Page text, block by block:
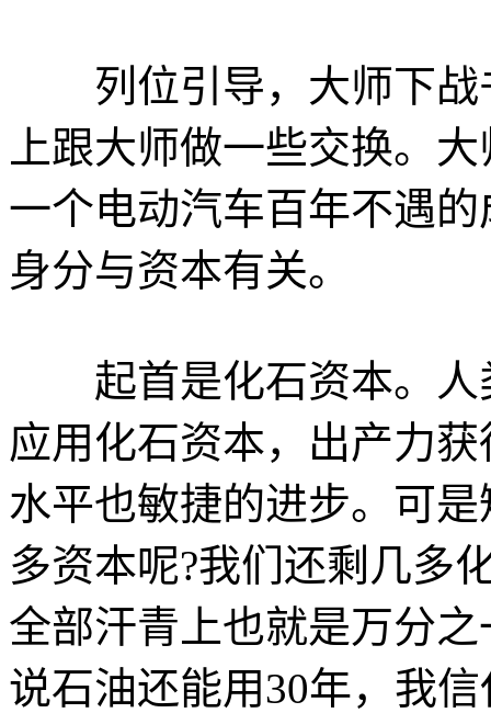
列位引导，大师下战
上跟大师做一些交换。
一个电动汽车百年不遇
身分与资本有关。
起首是化石资本。人
应用化石资本，出产力
水平也敏捷的进步。可
多资本呢?我们还剩几多
全部汗青上也就是万分
说石油还能用30年，我